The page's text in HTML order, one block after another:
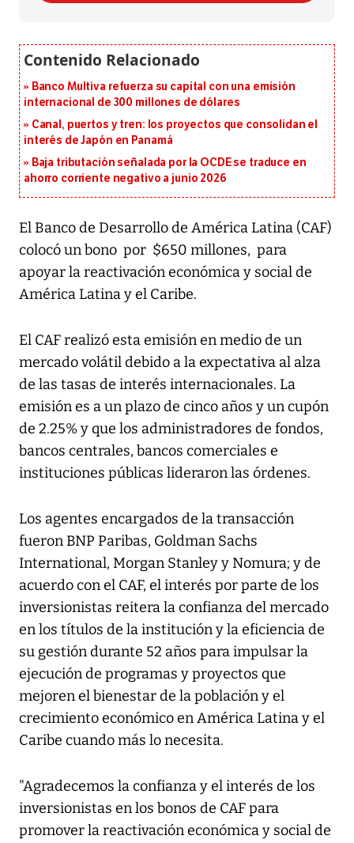
Banco Multiva refuerza su capital con una emisión
internacional de 300 millones de dólares
Canal, puertos y tren: los proyectos que consolidan el
interés de Japón en Panamá
Baja tributación señalada por la OCDE se traduce en
ahorro corriente negativo a junio 2026
El Banco de Desarrollo de América Latina (CAF)
colocó un bono por $650 millones, para
apoyar la reactivación económica y social de
América Latina y el Caribe.
El CAF realizó esta emisión en medio de un
mercado volátil debido a la expectativa al alza
de las tasas de interés internacionales. La
emisión es a un plazo de cinco años y un cupón
de 2.25% y que los administradores de fondos,
bancos centrales, bancos comerciales e
instituciones públicas lideraron las órdenes.
Los agentes encargados de la transacción
fueron BNP Paribas, Goldman Sachs
International, Morgan Stanley y Nomura; y de
acuerdo con el CAF, el interés por parte de los
inversionistas reitera la confianza del mercado
en los títulos de la institución y la eficiencia de
su gestión durante 52 años para impulsar la
ejecución de programas y proyectos que
mejoren el bienestar de la población y el
crecimiento económico en América Latina y el
Caribe cuando más lo necesita.
"Agradecemos la confianza y el interés de los
inversionistas en los bonos de CAF para
promover la reactivación económica y social de